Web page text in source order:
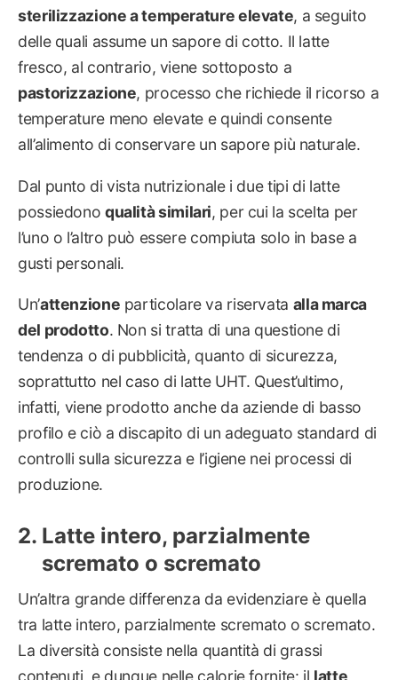
sterilizzazione a temperature elevate, a seguito
delle quali assume un sapore di cotto. Il latte
fresco, al contrario, viene sottoposto a
pastorizzazione, processo che richiede il ricorso a
temperature meno elevate e quindi consente
all’alimento di conservare un sapore più naturale.
Dal punto di vista nutrizionale i due tipi di latte
possiedono qualità similari, per cui la scelta per
l’uno o l’altro può essere compiuta solo in base a
gusti personali.
Un’attenzione particolare va riservata alla marca
del prodotto. Non si tratta di una questione di
tendenza o di pubblicità, quanto di sicurezza,
soprattutto nel caso di latte UHT. Quest’ultimo,
infatti, viene prodotto anche da aziende di basso
profilo e ciò a discapito di un adeguato standard di
controlli sulla sicurezza e l’igiene nei processi di
produzione.
Latte intero, parzialmente
scremato o scremato
Un’altra grande differenza da evidenziare è quella
tra latte intero, parzialmente scremato o scremato.
La diversità consiste nella quantità di grassi
contenuti, e dunque nelle calorie fornite: il latte